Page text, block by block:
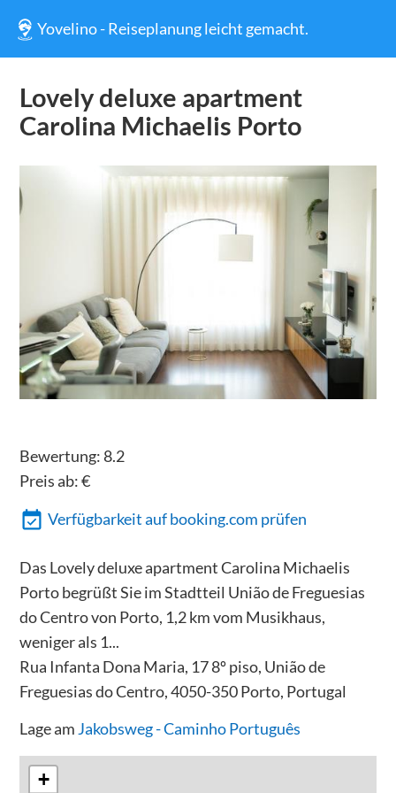
Yovelino - Reiseplanung leicht gemacht.
Lovely deluxe apartment
Carolina Michaelis Porto
Bewertung: 8.2
Preis ab:€
Verfügbarkeit auf booking.com prüfen
Das Lovely deluxe apartment Carolina Michaelis
Porto begrüßt Sie im Stadtteil União de Freguesias
do Centro von Porto, 1,2 km vom Musikhaus,
weniger als 1...
Rua Infanta Dona Maria, 17 8º piso, União de
Freguesias do Centro, 4050-350 Porto, Portugal
Lage amJakobsweg - Caminho Português
+